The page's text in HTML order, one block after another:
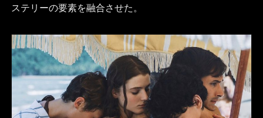
ステリーの要素を融合させた。